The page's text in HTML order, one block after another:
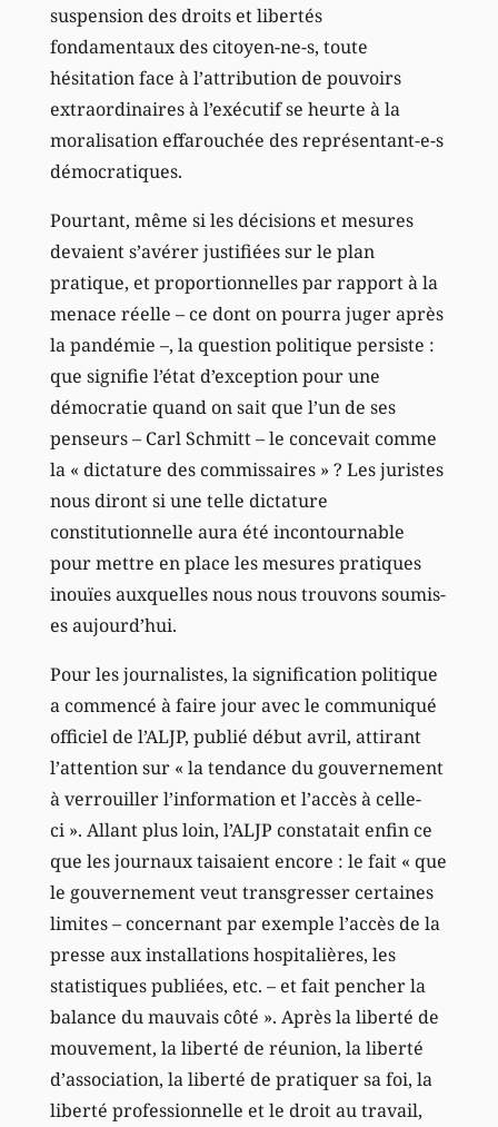
suspension des droits et libertés
fondamentaux des citoyen-ne-s, toute
hésitation face à l’attribution de pouvoirs
extraordinaires à l’exécutif se heurte à la
moralisation effarouchée des représentant-e-s
démocratiques.
Pourtant, même si les décisions et mesures
devaient s’avérer justifiées sur le plan
pratique, et proportionnelles par rapport à la
menace réelle – ce dont on pourra juger après
la pandémie –, la question politique persiste :
que signifie l’état d’exception pour une
démocratie quand on sait que l’un de ses
penseurs – Carl Schmitt – le concevait comme
la « dictature des commissaires » ? Les juristes
nous diront si une telle dictature
constitutionnelle aura été incontournable
pour mettre en place les mesures pratiques
inouïes auxquelles nous nous trouvons soumis-
es aujourd’hui.
Pour les journalistes, la signification politique
a commencé à faire jour avec le communiqué
officiel de l’ALJP, publié début avril, attirant
l’attention sur « la tendance du gouvernement
à verrouiller l’information et l’accès à celle-
ci ». Allant plus loin, l’ALJP constatait enfin ce
que les journaux taisaient encore : le fait « que
le gouvernement veut transgresser certaines
limites – concernant par exemple l’accès de la
presse aux installations hospitalières, les
statistiques publiées, etc. – et fait pencher la
balance du mauvais côté ». Après la liberté de
mouvement, la liberté de réunion, la liberté
d’association, la liberté de pratiquer sa foi, la
liberté professionnelle et le droit au travail,